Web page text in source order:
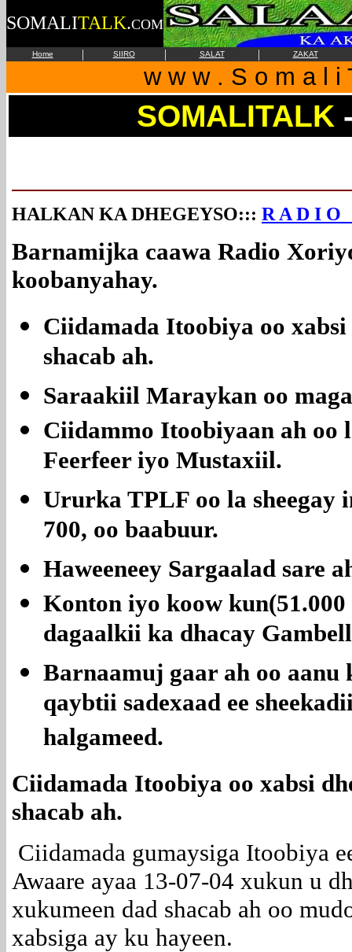
SOMALITALK.COM
Home | SIIRO | SALAT | ZAKAT
w w w . S o m a l i
SOMALITALK
HALKAN KA DHEGEYSO::: R A D I O
Barnamijka caawa Radio
koobanyahay.
Ciidamada Itoobiya oo
shacab ah.
Saraakiil Maraykan oo
Ciidammo Itoobiyaan ah oo
Feerfeer iyo Mustaxiil.
Ururka TPLF oo la sheegay
700, oo baabuur.
Haweeneey Sargaalad sare
Konton iyo koow
dagaalkii ka dhacay
Barnaamuj gaar ah oo aanu
qaybtii sadexaad ee
halgameed.
Ciidamada Itoobiya oo xabsi
shacab ah.
Ciidamada gumaysiga Itoobiya
Awaare ayaa 13-07-04 xukun u
xukumeen dad shacab ah oo
xabsiga ay ku hayeen.